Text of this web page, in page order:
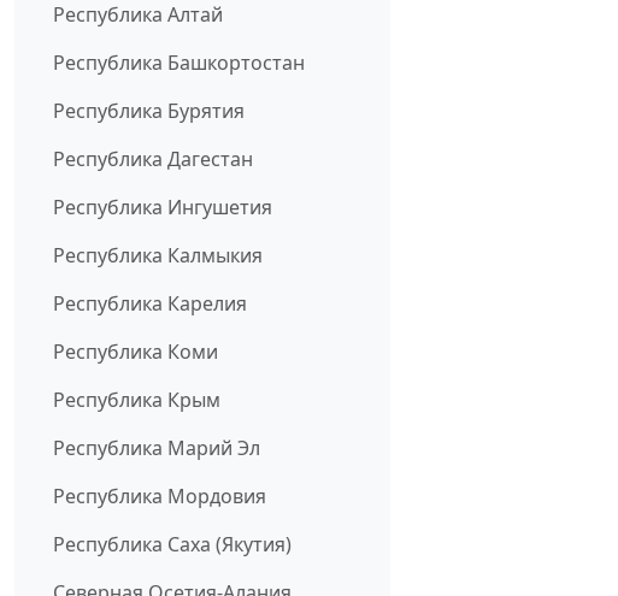
Республика Алтай
Республика Башкортостан
Республика Бурятия
Республика Дагестан
Республика Ингушетия
Республика Калмыкия
Республика Карелия
Республика Коми
Республика Крым
Республика Марий Эл
Республика Мордовия
Республика Саха (Якутия)